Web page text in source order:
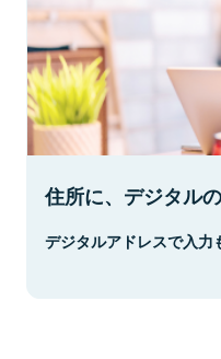
住所に、デジタル
デジタルアドレスで入力